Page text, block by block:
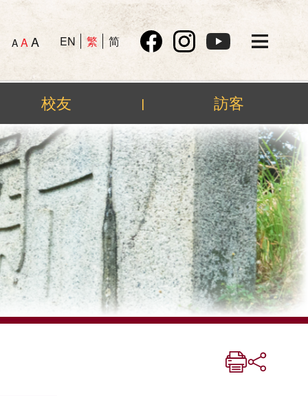
A AA EN 繁 简
校友 | 訪客